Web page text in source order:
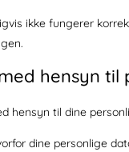
ikke fungerer
hensyn til
hensyn til dine
dine personlige